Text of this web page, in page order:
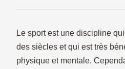
Le sport est une discipline
des siècles et qui est très
physique et mentale.